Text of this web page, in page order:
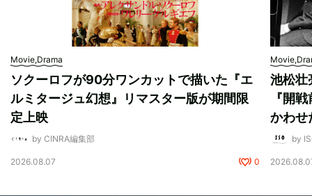
Movie,Drama
ソクーロフが90分ワンカットで描いた『エ
ルミタージュ幻想』リマスター版が期間限
定上映
by CINRA編集部
2026.08.07 0
池松壮
『開
かわせ
by